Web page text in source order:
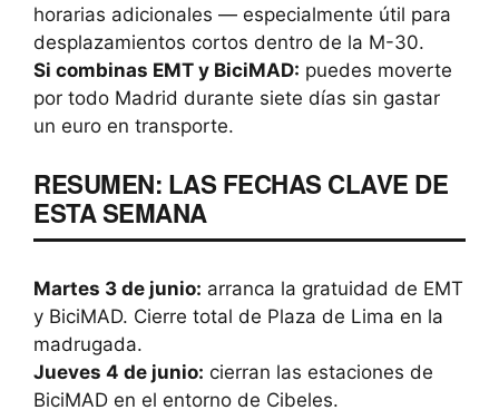
horarias adicionales — especialmente útil para
desplazamientos cortos dentro de la M-30.
Si combinas EMT y BiciMAD: puedes moverte
por todo Madrid durante siete días sin gastar
un euro en transporte.
RESUMEN: LAS FECHAS CLAVE DE
ESTA SEMANA
Martes 3 de junio: arranca la gratuidad de EMT
y BiciMAD. Cierre total de Plaza de Lima en la
madrugada.
Jueves 4 de junio: cierran las estaciones de
BiciMAD en el entorno de Cibeles.